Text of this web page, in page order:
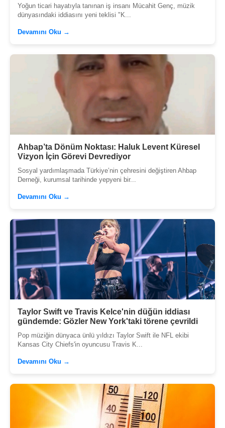
Yoğun ticari hayatıyla tanınan iş insanı Mücahit Genç, müzik
dünyasındaki iddiasını yeni teklisi "K...
Devamını Oku →
Ahbap’ta Dönüm Noktası: Haluk Levent Küresel
Vizyon İçin Görevi Devrediyor
Sosyal yardımlaşmada Türkiye’nin çehresini değiştiren Ahbap
Derneği, kurumsal tarihinde yepyeni bir...
Devamını Oku →
Taylor Swift ve Travis Kelce'nin düğün iddiası
gündemde: Gözler New York'taki törene çevrildi
Pop müziğin dünyaca ünlü yıldızı Taylor Swift ile NFL ekibi
Kansas City Chiefs'in oyuncusu Travis K...
Devamını Oku →